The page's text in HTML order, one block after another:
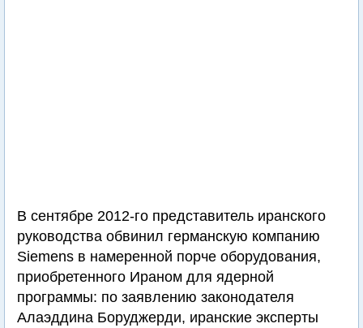
В сентябре 2012-го представитель иранского
руководства обвинил германскую компанию
Siemens в намеренной порче оборудования,
приобретенного Ираном для ядерной
программы: по заявлению законодателя
Алаэддина Боруджерди, иранские эксперты